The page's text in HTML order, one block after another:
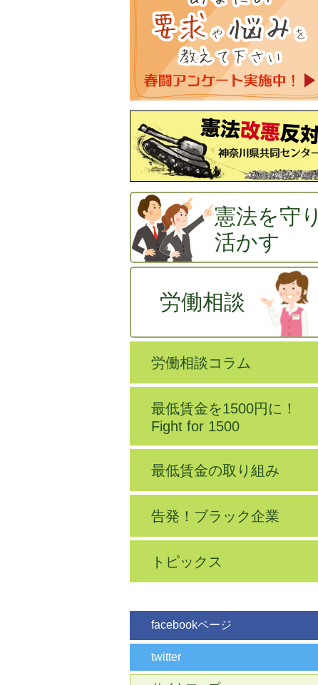
憲法を守り
活かす
労働相談
労働相談コラム
最低賃金を1500円に！
Fight for 1500
最低賃金の取り組み
告発！ブラック企業
トピックス
facebookページ
twitter